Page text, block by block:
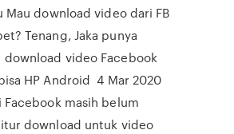
Mau download video dari FB
Tenang, Jaka punya
download video Facebook
HP Android 4 Mar 2020
Facebook masih belum
download untuk video